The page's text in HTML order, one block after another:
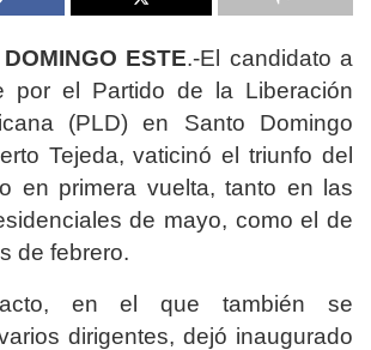
ESTE.-El candidato a
por el Partido de la Liberación
(PLD) en Santo Domingo
Tejeda, vaticinó el triunfo del
en primera vuelta, tanto en las
de mayo, como el de
de febrero.
en el que también se
dirigentes, dejó inaugurado